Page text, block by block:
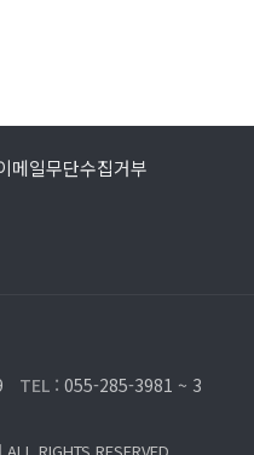
메일무단수집거부
TEL : 055-285-3981 ~ 3